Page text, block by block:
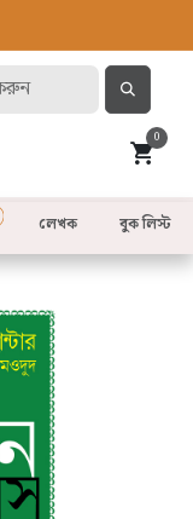
0
লেখক বুক লিস্ট